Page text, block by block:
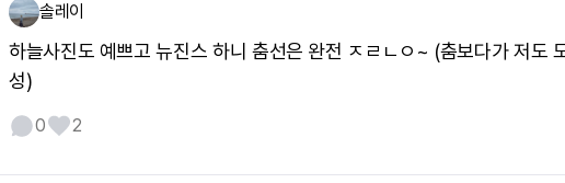
솔레이
하늘사진도 예쁘고 뉴진스 하니 춤선은 완전 ㅈㄹㄴㅇ~ (춤보다가 저도
성)
0 2